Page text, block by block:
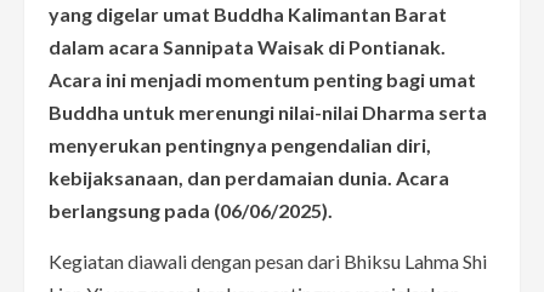
yang digelar umat Buddha Kalimantan Barat
dalam acara Sannipata Waisak di Pontianak.
Acara ini menjadi momentum penting bagi umat
Buddha untuk merenungi nilai-nilai Dharma serta
menyerukan pentingnya pengendalian diri,
kebijaksanaan, dan perdamaian dunia. Acara
berlangsung pada (06/06/2025).
Kegiatan diawali dengan pesan dari Bhiksu Lahma Shi